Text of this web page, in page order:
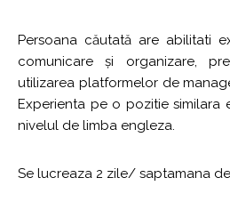
Persoana căutată are abilitati
comunicare și organizare,
utilizarea platformelor de
Experienta pe o pozitie similara
nivelul de limba engleza.
Se lucreaza 2 zile/ saptamana